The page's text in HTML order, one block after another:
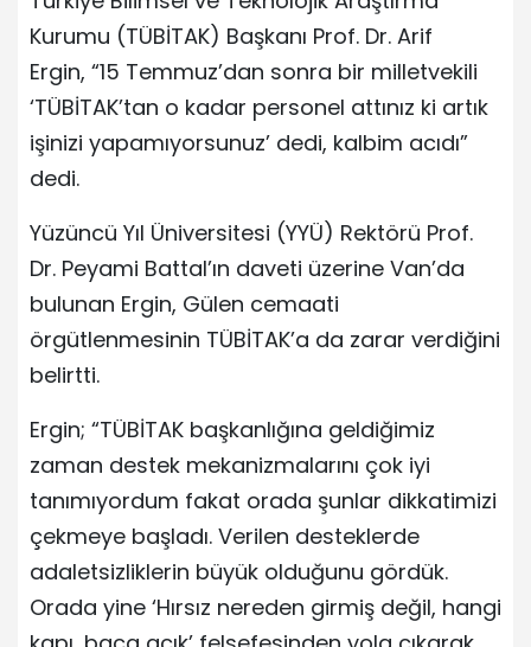
Kurumu (TÜBİTAK) Başkanı Prof. Dr. Arif
Ergin, “15 Temmuz’dan sonra bir milletvekili
‘TÜBİTAK’tan o kadar personel attınız ki artık
işinizi yapamıyorsunuz’ dedi, kalbim acıdı”
dedi.
Yüzüncü Yıl Üniversitesi (YYÜ) Rektörü Prof.
Dr. Peyami Battal’ın daveti üzerine Van’da
bulunan Ergin, Gülen cemaati
örgütlenmesinin TÜBİTAK’a da zarar verdiğini
belirtti.
Ergin; “TÜBİTAK başkanlığına geldiğimiz
zaman destek mekanizmalarını çok iyi
tanımıyordum fakat orada şunlar dikkatimizi
çekmeye başladı. Verilen desteklerde
adaletsizliklerin büyük olduğunu gördük.
Orada yine ‘Hırsız nereden girmiş değil, hangi